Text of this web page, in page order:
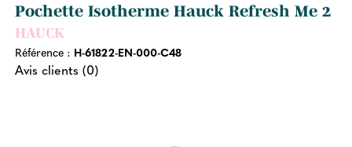
Pochette Isotherme Hauck Refresh Me 2
HAUCK
Référence : H-61822-EN-000-C48
Avis clients (0)